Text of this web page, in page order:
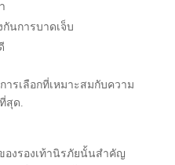
นการบาดเจ็บ
รเลือกที่เหมาะสมกับความ
สุด.
องรองเท้านิรภัยนั้นสำคัญ